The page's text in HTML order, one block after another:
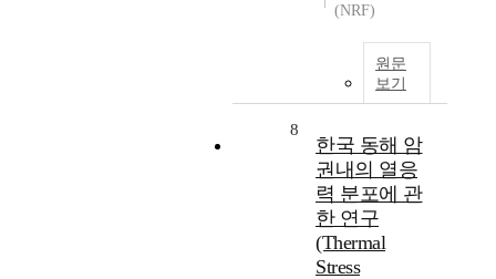
(NRF)
원문
보기
8
한국 동해 암
권내의 열응
력 분포에 관
한 연구
(Thermal
Stress